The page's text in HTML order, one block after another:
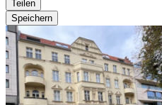
Teilen
Speichern